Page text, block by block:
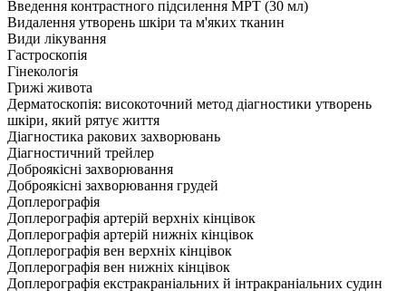
Введення контрастного підсилення МРТ (30 мл)
Видалення утворень шкіри та м'яких тканин
Види лікування
Гастроскопія
Гінекологія
Грижі живота
Дерматоскопія: високоточний метод діагностики утворень
шкіри, який рятує життя
Діагностика ракових захворювань
Діагностичний трейлер
Доброякісні захворювання
Доброякісні захворювання грудей
Доплерографія
Доплерографія артерій верхніх кінцівок
Доплерографія артерій нижніх кінцівок
Доплерографія вен верхніх кінцівок
Доплерографія вен нижніх кінцівок
Доплерографія екстракраніальних й інтракраніальних судин